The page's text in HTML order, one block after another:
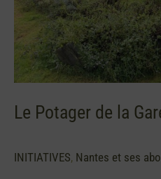
Le Potager de la
INITIATIVES, Nantes et ses